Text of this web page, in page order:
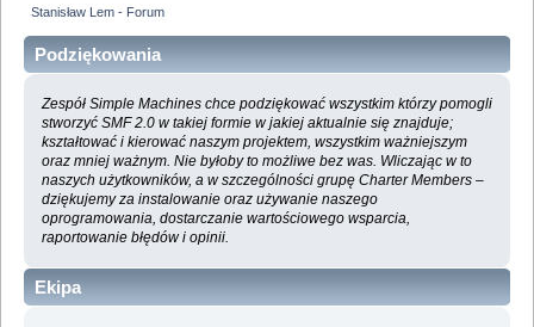
Stanisław Lem - Forum
Podziękowania
Zespół Simple Machines chce podziękować wszystkim którzy pomogli
stworzyć SMF 2.0 w takiej formie w jakiej aktualnie się znajduje;
kształtować i kierować naszym projektem, wszystkim ważniejszym
oraz mniej ważnym. Nie byłoby to możliwe bez was. Wliczając w to
naszych użytkowników, a w szczególności grupę Charter Members –
dziękujemy za instalowanie oraz używanie naszego
oprogramowania, dostarczanie wartościowego wsparcia,
raportowanie błędów i opinii.
Ekipa